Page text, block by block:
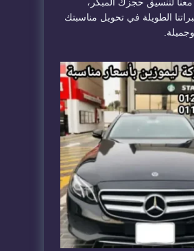
الطويلة في تحويل مناسبتك